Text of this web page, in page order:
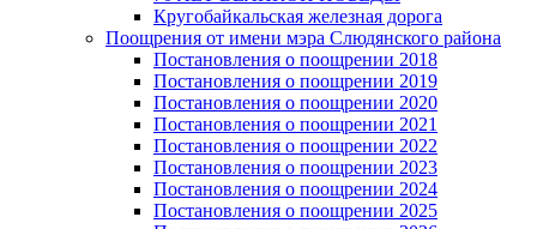
Кругобайкальская железная дорога
Поощрения от имени мэра Слюдянского района
Постановления о поощрении 2018
Постановления о поощрении 2019
Постановления о поощрении 2020
Постановления о поощрении 2021
Постановления о поощрении 2022
Постановления о поощрении 2023
Постановления о поощрении 2024
Постановления о поощрении 2025